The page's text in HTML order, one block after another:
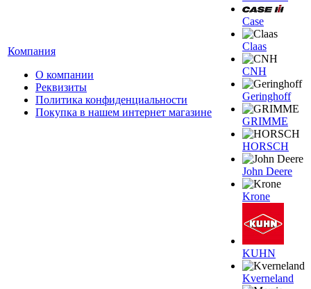
Компания
О компании
Реквизиты
Политика конфиденциальности
Покупка в нашем интернет магазине
Case
Claas
CNH
Geringhoff
GRIMME
HORSCH
John Deere
Krone
KUHN
Kverneland